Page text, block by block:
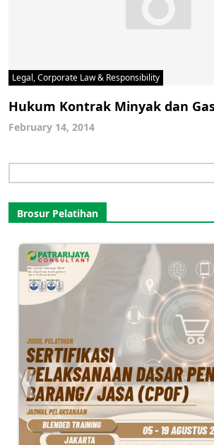
Legal, Corporate Law & Responsibility
Hukum Kontrak Minyak dan
February 14, 2014
for:
Brosur Pelatihan